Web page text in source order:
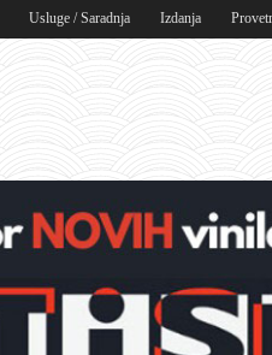
Usluge / Saradnja Izdanja